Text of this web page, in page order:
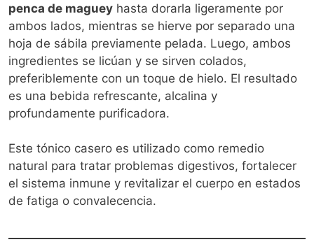
penca de maguey hasta dorarla ligeramente por
ambos lados, mientras se hierve por separado una
hoja de sábila previamente pelada. Luego, ambos
ingredientes se licúan y se sirven colados,
preferiblemente con un toque de hielo. El resultado
es una bebida refrescante, alcalina y
profundamente purificadora.
Este tónico casero es utilizado como remedio
natural para tratar problemas digestivos, fortalecer
el sistema inmune y revitalizar el cuerpo en estados
de fatiga o convalecencia.